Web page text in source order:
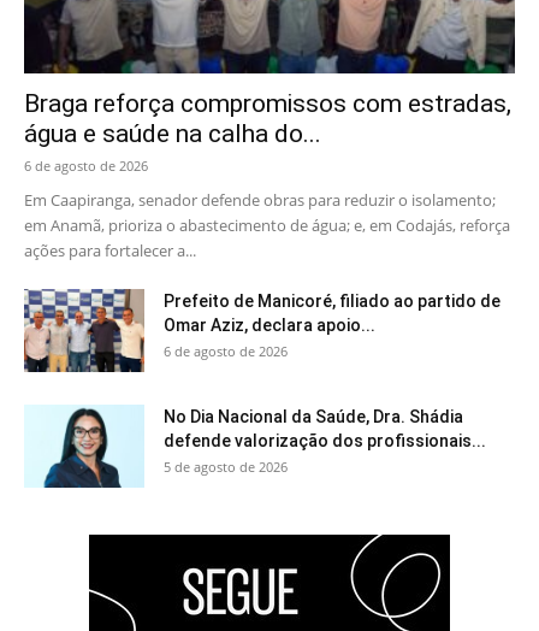
Braga reforça compromissos com estradas,
água e saúde na calha do...
6 de agosto de 2026
Em Caapiranga, senador defende obras para reduzir o isolamento;
em Anamã, prioriza o abastecimento de água; e, em Codajás, reforça
ações para fortalecer a...
Prefeito de Manicoré, filiado ao partido de
Omar Aziz, declara apoio...
6 de agosto de 2026
No Dia Nacional da Saúde, Dra. Shádia
defende valorização dos profissionais...
5 de agosto de 2026